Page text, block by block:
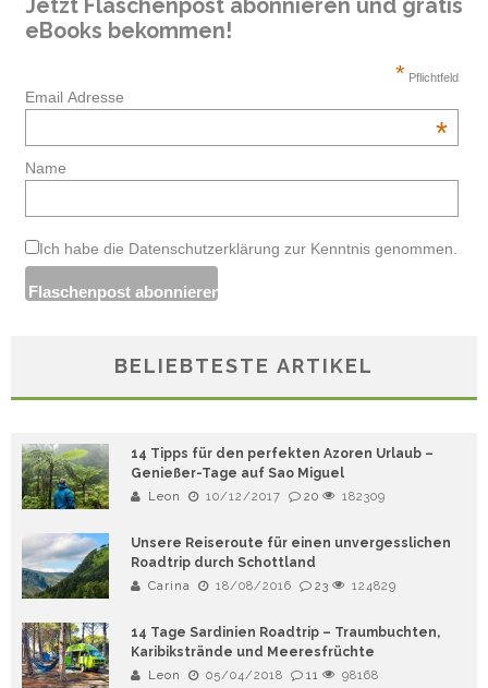
Jetzt Flaschenpost abonnieren und gratis
eBooks bekommen!
* Pflichtfeld
Email Adresse
*
Name
Ich habe die Datenschutzerklärung zur Kenntnis genommen.
BELIEBTESTE ARTIKEL
14 Tipps für den perfekten Azoren Urlaub –
Genießer-Tage auf Sao Miguel
Leon 10/12/2017 20 182309
Unsere Reiseroute für einen unvergesslichen
Roadtrip durch Schottland
Carina 18/08/2016 23 124829
14 Tage Sardinien Roadtrip – Traumbuchten,
Karibikstrände und Meeresfrüchte
Leon 05/04/2018 11 98168